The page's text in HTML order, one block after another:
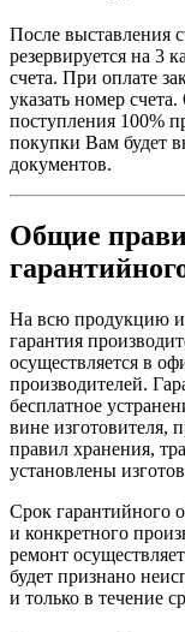
После выставления
резервируется на 3
счета. При оплате
указать номер
поступления 100%
покупки Вам будет
документов.
Общие
На всю продукцию
гарантия
осуществляется в
производителей.
бесплатное
вине изготовителя,
правил хранения,
установлены
Срок гарантийного
и конкретного
ремонт
будет признано
и только в течение